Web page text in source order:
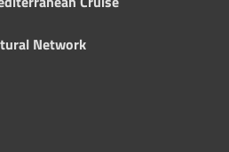
Network